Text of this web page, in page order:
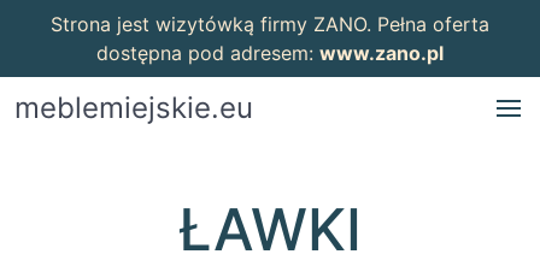
Strona jest wizytówką firmy ZANO. Pełna oferta
dostępna pod adresem: www.zano.pl
meblemiejskie.eu
ŁAWKI